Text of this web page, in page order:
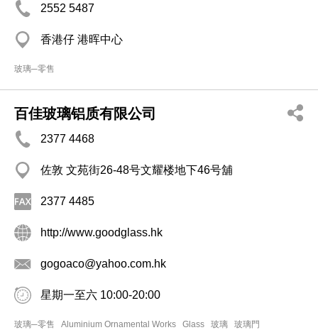
2552 5487
香港仔 港晖中心
玻璃─零售
百佳玻璃铝质有限公司
2377 4468
佐敦 文苑街26-48号文耀楼地下46号舖
2377 4485
http://www.goodglass.hk
gogoaco@yahoo.com.hk
星期一至六 10:00-20:00
玻璃─零售 Aluminium Ornamental Works Glass 玻璃
玻璃門